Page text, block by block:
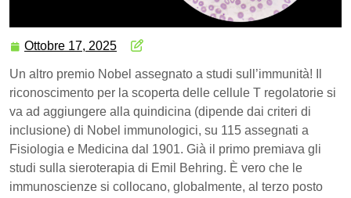
Ottobre 17, 2025
Un altro premio Nobel assegnato a studi sull’immunità! Il
riconoscimento per la scoperta delle cellule T regolatorie si
va ad aggiungere alla quindicina (dipende dai criteri di
inclusione) di Nobel immunologici, su 115 assegnati a
Fisiologia e Medicina dal 1901. Già il primo premiava gli
studi sulla sieroterapia di Emil Behring. È vero che le
immunoscienze si collocano, globalmente, al terzo posto